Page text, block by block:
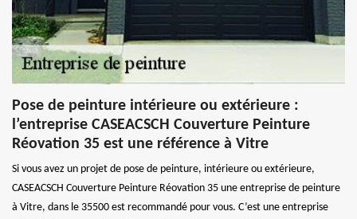
Pose de peinture intérieure ou extérieure :
l’entreprise CASEACSCH Couverture Peinture
Réovation 35 est une référence à Vitre
Si vous avez un projet de pose de peinture, intérieure ou extérieure,
CASEACSCH Couverture Peinture Réovation 35 une entreprise de peinture
à Vitre, dans le 35500 est recommandé pour vous. C’est une entreprise